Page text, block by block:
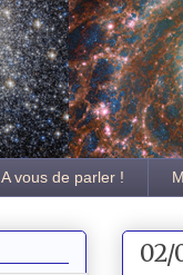
A vous de parler !
02/